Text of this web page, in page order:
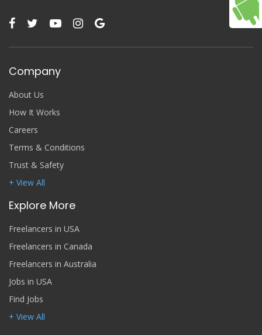
Company
About Us
How It Works
Careers
Terms & Conditions
Trust & Safety
+ View All
Explore More
Freelancers in USA
Freelancers in Canada
Freelancers in Australia
Jobs in USA
Find Jobs
+ View All